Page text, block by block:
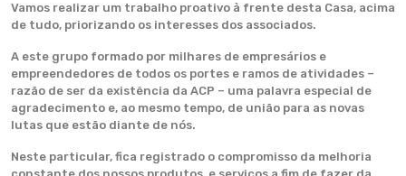
Vamos realizar um trabalho proativo à frente desta Casa, acima
de tudo, priorizando os interesses dos associados.
A este grupo formado por milhares de empresários e
empreendedores de todos os portes e ramos de atividades –
razão de ser da existência da ACP – uma palavra especial de
agradecimento e, ao mesmo tempo, de união para as novas
lutas que estão diante de nós.
Neste particular, fica registrado o compromisso da melhoria